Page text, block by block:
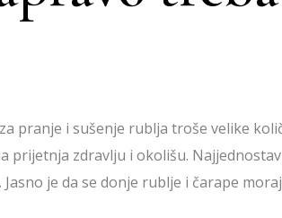
pranje i sušenje rublja troše velike
prijetnja zdravlju i okolišu.
je da se donje rublje i čarape